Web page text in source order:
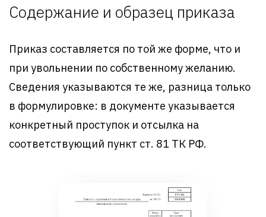
Содержание и образец приказа
Приказ составляется по той же форме, что и
при увольнении по собственному желанию.
Сведения указываются те же, разница только
в формулировке: в документе указывается
конкретный проступок и отсылка на
соответствующий пункт ст. 81 ТК РФ.